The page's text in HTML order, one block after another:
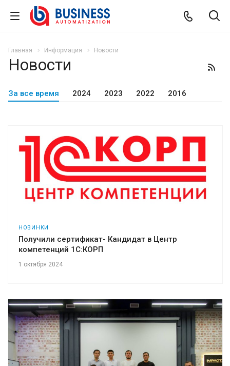
Главная Информация Новости
Новости
За все время 2024 2023 2022 2016
НОВИНКИ
Получили сертификат- Кандидат в Центр
компетенций 1С:КОРП
1 октября 2024